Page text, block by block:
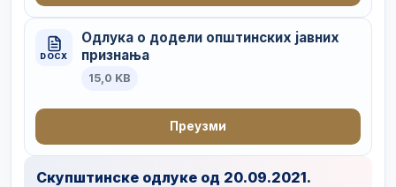
DOCX
Одлука о додели општинских јавних
признања
15,0 KB
Преузми
Скупштинске одлуке од 20.09.2021.